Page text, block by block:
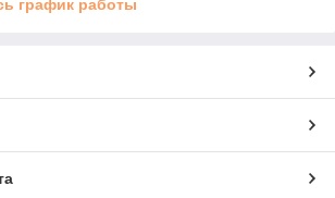
график работы